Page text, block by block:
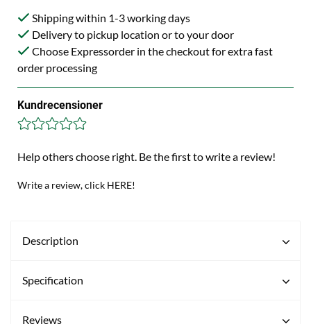
Shipping within 1-3 working days
Delivery to pickup location or to your door
Choose Expressorder in the checkout for extra fast
order processing
Kundrecensioner
Help others choose right. Be the first to write a review!
Write a review, click HERE!
Description
Specification
Reviews